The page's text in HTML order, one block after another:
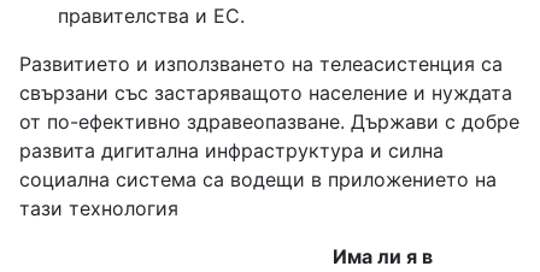
правителства и ЕС.
Развитието и използването на телеасистенция са
свързани със застаряващото население и нуждата
от по-ефективно здравеопазване. Държави с добре
развита дигитална инфраструктура и силна
социална система са водещи в приложението на
тази технология
Има ли я в